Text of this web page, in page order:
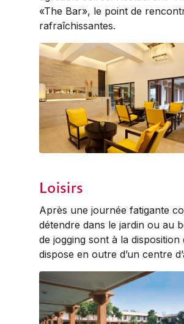
«The Bar», le point de
rafraîchissantes.
Loisirs
Après une journée fatigante
détendre dans le jardin ou au
de jogging sont à la
dispose en outre d’un centre